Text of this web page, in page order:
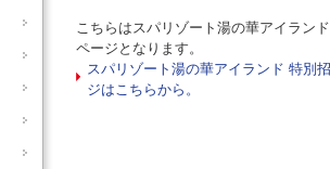
こちらはスパリゾート湯の華アイラン
ページとなります。
スパリゾート湯の華アイランド 特別
ジはこちらから。